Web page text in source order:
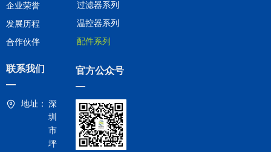
联系我们
—
地址： 深
圳
市
坪
企业荣誉
发展历程
合作伙伴
官方公众号
—
过滤器系列
温控器系列
配件系列